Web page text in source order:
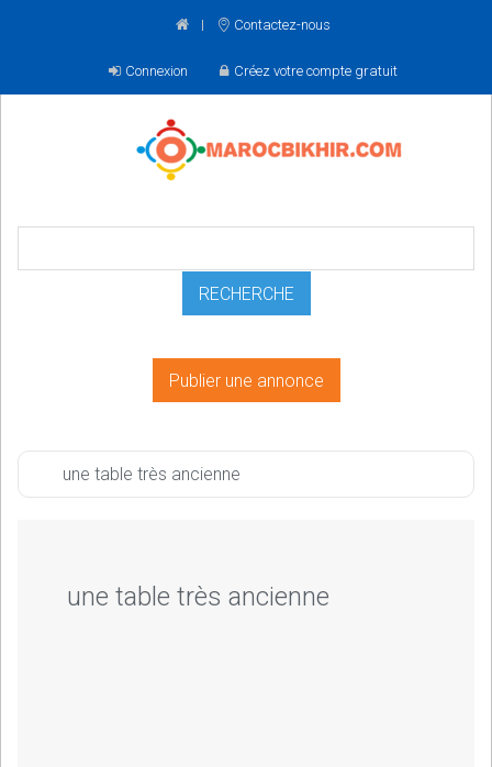
Contactez-nous
Connexion Créez votre compte gratuit
Publier une annonce
une table très ancienne
une table très ancienne